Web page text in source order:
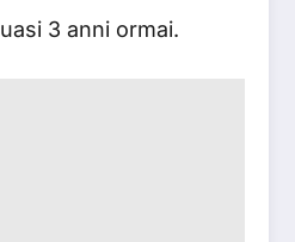
3 anni ormai.